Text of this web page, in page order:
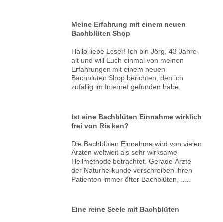
Meine Erfahrung mit einem neuen
Bachblüten Shop
Hallo liebe Leser! Ich bin Jörg, 43 Jahre
alt und will Euch einmal von meinen
Erfahrungen mit einem neuen
Bachblüten Shop berichten, den ich
zufällig im Internet gefunden habe.
Ist eine Bachblüten Einnahme wirklich
frei von Risiken?
Die Bachblüten Einnahme wird von vielen
Ärzten weltweit als sehr wirksame
Heilmethode betrachtet. Gerade Ärzte
der Naturheilkunde verschreiben ihren
Patienten immer öfter Bachblüten, .....
Eine reine Seele mit Bachblüten